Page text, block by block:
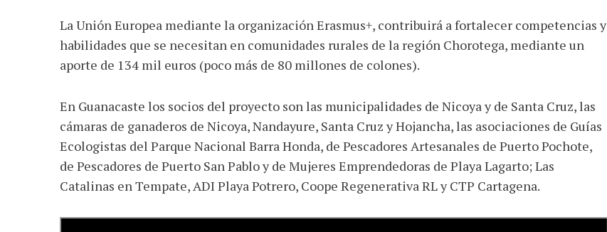
La Unión Europea mediante la organización Erasmus+, contribuirá a fortalecer competencias y
habilidades que se necesitan en comunidades rurales de la región Chorotega, mediante un
aporte de 134 mil euros (poco más de 80 millones de colones).
En Guanacaste los socios del proyecto son las municipalidades de Nicoya y de Santa Cruz, las
cámaras de ganaderos de Nicoya, Nandayure, Santa Cruz y Hojancha, las asociaciones de Guías
Ecologistas del Parque Nacional Barra Honda, de Pescadores Artesanales de Puerto Pochote,
de Pescadores de Puerto San Pablo y de Mujeres Emprendedoras de Playa Lagarto; Las
Catalinas en Tempate, ADI Playa Potrero, Coope Regenerativa RL y CTP Cartagena.